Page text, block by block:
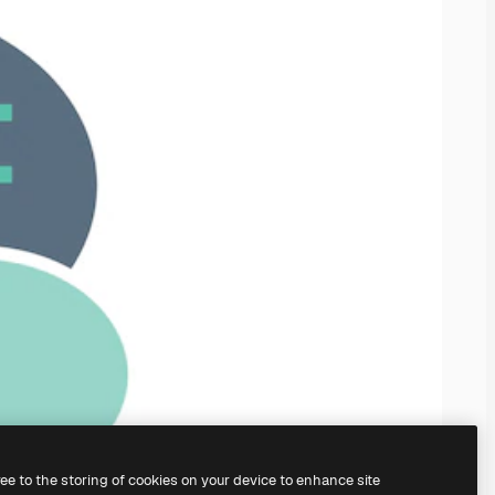
to the storing of cookies on your device to enhance site